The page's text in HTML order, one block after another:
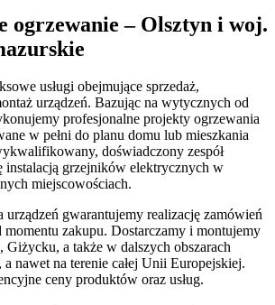
ogrzewanie – Olsztyn i woj.
usługi obejmujące sprzedaż,
urządzeń. Bazując na wytycznych od
profesjonalne projekty ogrzewania
w pełni do planu domu lub mieszkania
doświadczony zespół
instalacją grzejników elektrycznych w
miejscowościach.
urządzeń gwarantujemy realizację zamówień
zakupu. Dostarczamy i montujemy
a także w dalszych obszarach
nawet na terenie całej Unii Europejskiej.
ceny produktów oraz usług.